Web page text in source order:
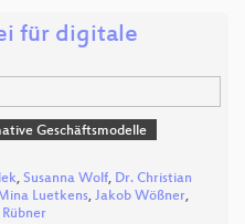
für digitale
Geschäftsmodelle
, Susanna Wolf, Dr. Christian
Luetkens, Jakob Wößner,